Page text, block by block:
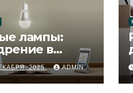
лампы:
в
ремонта
2025 ADMIN